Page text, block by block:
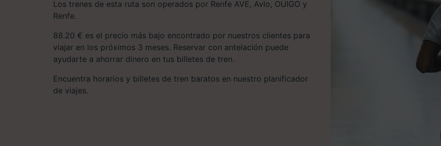
Los trenes de esta ruta son operados por Renfe AVE, Avlo, OUIGO y
Renfe.
88.20 € es el precio más bajo encontrado por nuestros clientes para
viajar en los próximos 3 meses. Reservar con antelación puede
ayudarte a ahorrar dinero en tus billetes de tren.
Encuentra horarios y billetes de tren baratos en nuestro planificador
de viajes.